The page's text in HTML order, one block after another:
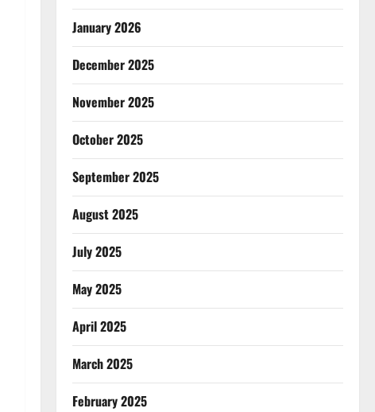
January 2026
December 2025
November 2025
October 2025
September 2025
August 2025
July 2025
May 2025
April 2025
March 2025
February 2025